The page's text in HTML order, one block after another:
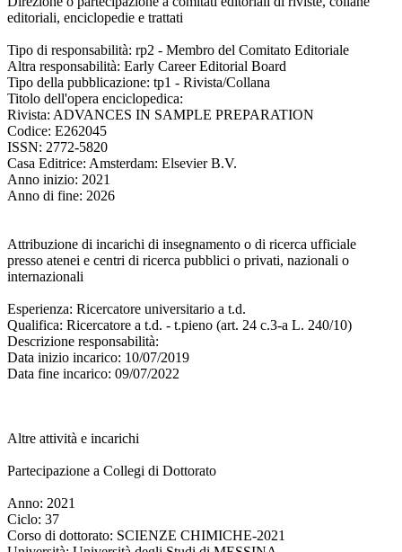
editoriali, enciclopedie e trattati
Tipo di responsabilità: rp2 - Membro del Comitato Editoriale
Altra responsabilità: Early Career Editorial Board
Tipo della pubblicazione: tp1 - Rivista/Collana
Titolo dell'opera enciclopedica:
Rivista: ADVANCES IN SAMPLE PREPARATION
Codice: E262045
ISSN: 2772-5820
Casa Editrice: Amsterdam: Elsevier B.V.
Anno inizio: 2021
Anno di fine: 2026
Attribuzione di incarichi di insegnamento o di ricerca ufficiale
presso atenei e centri di ricerca pubblici o privati, nazionali o
internazionali
Esperienza: Ricercatore universitario a t.d.
Qualifica: Ricercatore a t.d. - t.pieno (art. 24 c.3-a L. 240/10)
Descrizione responsabilità:
Data inizio incarico: 10/07/2019
Data fine incarico: 09/07/2022
Altre attività e incarichi
Partecipazione a Collegi di Dottorato
Anno: 2021
Ciclo: 37
Corso di dottorato: SCIENZE CHIMICHE-2021